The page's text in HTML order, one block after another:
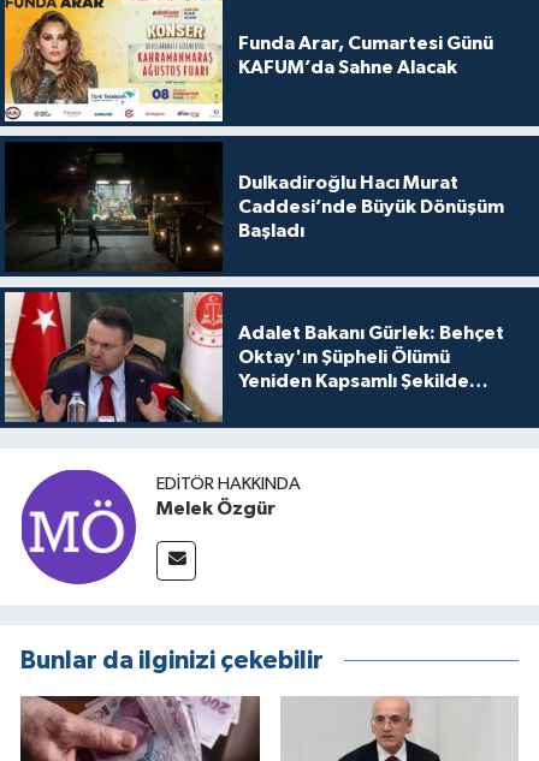
Funda Arar, Cumartesi Günü
KAFUM’da Sahne Alacak
Dulkadiroğlu Hacı Murat
Caddesi’nde Büyük Dönüşüm
Başladı
Adalet Bakanı Gürlek: Behçet
Oktay'ın Şüpheli Ölümü
Yeniden Kapsamlı Şekilde
EDITÖR HAKKINDA
Melek Özgür
Bunlar da ilginizi çekebilir